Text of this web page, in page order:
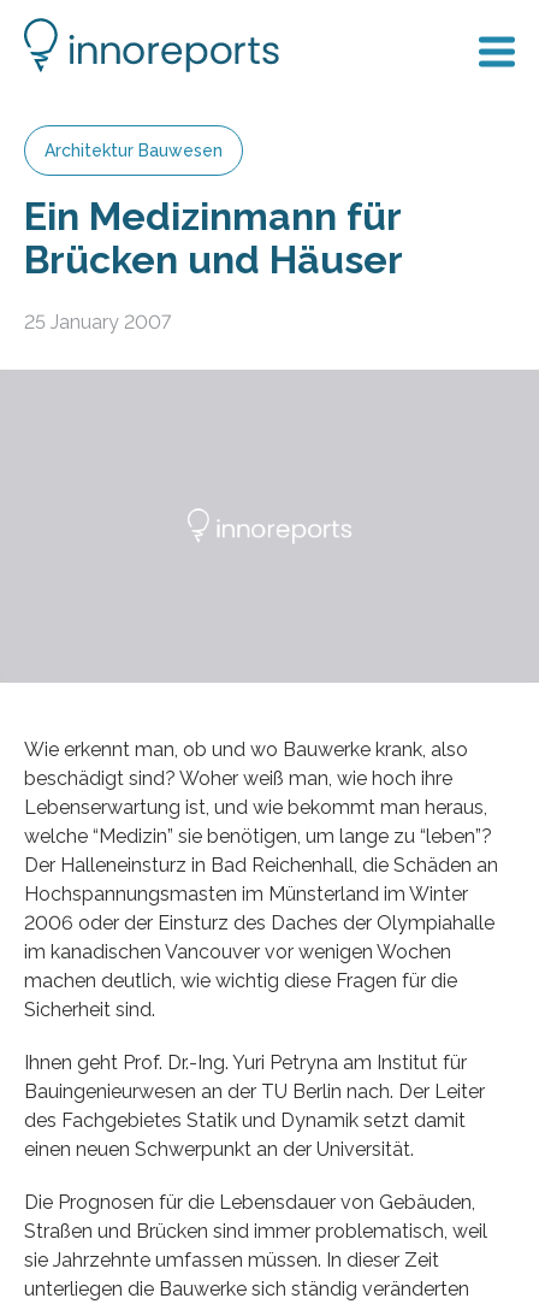
Architektur Bauwesen
Ein Medizinmann für
Brücken und Häuser
25 January 2007
Wie erkennt man, ob und wo Bauwerke krank, also
beschädigt sind? Woher weiß man, wie hoch ihre
Lebenserwartung ist, und wie bekommt man heraus,
welche “Medizin” sie benötigen, um lange zu “leben”?
Der Halleneinsturz in Bad Reichenhall, die Schäden an
Hochspannungsmasten im Münsterland im Winter
2006 oder der Einsturz des Daches der Olympiahalle
im kanadischen Vancouver vor wenigen Wochen
machen deutlich, wie wichtig diese Fragen für die
Sicherheit sind.
Ihnen geht Prof. Dr.-Ing. Yuri Petryna am Institut für
Bauingenieurwesen an der TU Berlin nach. Der Leiter
des Fachgebietes Statik und Dynamik setzt damit
einen neuen Schwerpunkt an der Universität.
Die Prognosen für die Lebensdauer von Gebäuden,
Straßen und Brücken sind immer problematisch, weil
sie Jahrzehnte umfassen müssen. In dieser Zeit
unterliegen die Bauwerke sich ständig veränderten